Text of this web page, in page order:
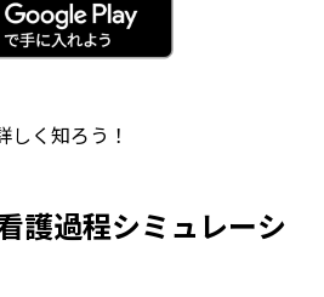
しく知ろう！
護過程シミュレーシ